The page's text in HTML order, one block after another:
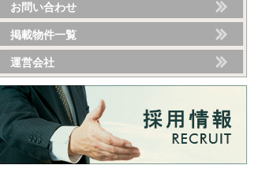
お問い合わせ
掲載物件一覧
運営会社